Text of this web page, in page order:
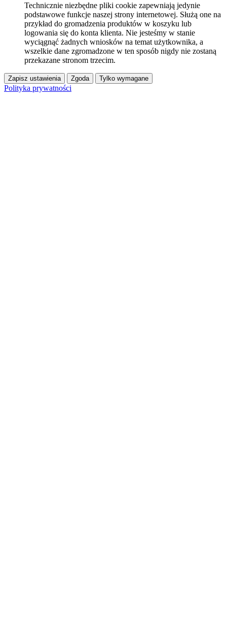
Technicznie niezbędne pliki cookie zapewniają jedynie
podstawowe funkcje naszej strony internetowej. Służą one na
przykład do gromadzenia produktów w koszyku lub
logowania się do konta klienta. Nie jesteśmy w stanie
wyciągnąć żadnych wniosków na temat użytkownika, a
wszelkie dane zgromadzone w ten sposób nigdy nie zostaną
przekazane stronom trzecim.
Zapisz ustawienia Zgoda Tylko wymagane
Polityka prywatności